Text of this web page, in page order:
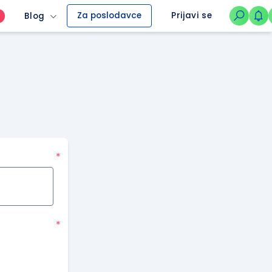
Blog Za poslodavce Prijavi se
*
*